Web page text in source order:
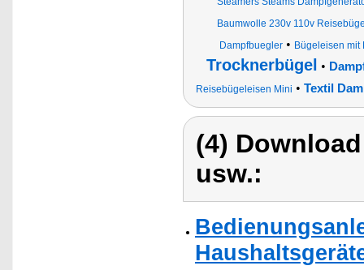
Baumwolle 230v 110v
Dampfbuegler• Bügeleisen mit
Trocknerbügel •
Reisebügeleisen Mini • Textil
(4)
usw.: